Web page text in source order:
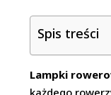
Spis treści
Lampki
każdego